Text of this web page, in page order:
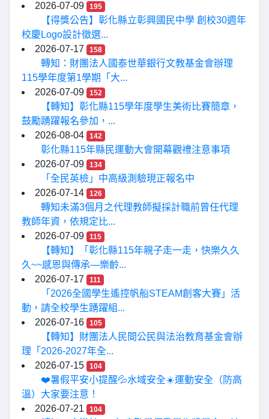
2026-07-09
195
【得獎公告】彰化縣立彰興國民中學 創校30週年
校慶Logo設計徵選...
2026-07-17
158
轉知：財團法人國泰世華銀行文教基金會辦理
115學年度第1學期「大...
2026-07-09
152
【轉知】彰化縣115學年度學生美術比賽簡章，
鼓勵踴躍報名參加，...
2026-08-04
142
彰化縣115年縣民運動大會開幕觀禮注意事項
2026-07-09
134
「全民英檢」中高級測驗現正報名中
2026-07-14
126
轉知未滿3個月之代理教師擬採計職前曾任代理
教師年資，依規定比...
2026-07-09
115
【轉知】「彰化縣115年親子走一走，快樂久久
久~~感恩與傳承—樂齡...
2026-07-17
111
「2026全國學生遙控帆船STEAM創客大賽」活
動，請全校學生踴躍組...
2026-07-16
105
【轉知】財團法人民間公民與法治教育基金會辦
理「2026-2027年全...
2026-07-15
104
❤️暑假平安小提醒💦水域安全☀️運動安全（防高
溫）大家要注意！
2026-07-21
104